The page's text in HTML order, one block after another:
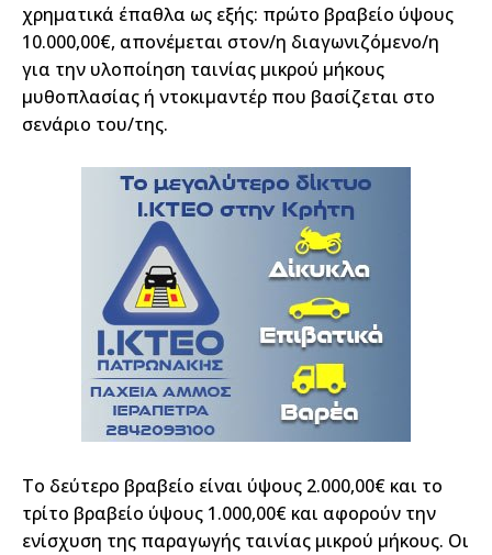
χρηματικά έπαθλα ως εξής: πρώτο βραβείο ύψους
10.000,00€, απονέμεται στον/η διαγωνιζόμενο/η
για την υλοποίηση ταινίας μικρού μήκους
μυθοπλασίας ή ντοκιμαντέρ που βασίζεται στο
σενάριο του/της.
Το δεύτερο βραβείο είναι ύψους 2.000,00€ και το
τρίτο βραβείο ύψους 1.000,00€ και αφορούν την
ενίσχυση της παραγωγής ταινίας μικρού μήκους. Οι